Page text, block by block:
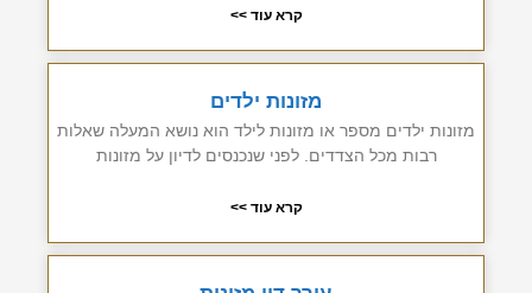
קרא עוד >>
מזונות ילדים
מזונות ילדים מספר או מזונות לילד הוא נושא המעלה שאלות
רבות מכל הצדדים. לפני שנכנסים לדיון על מזונות
קרא עוד >>